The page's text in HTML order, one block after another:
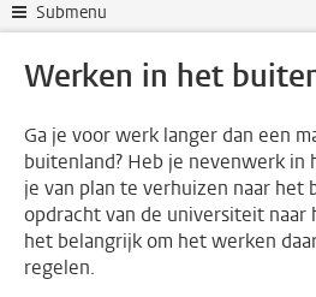
Submenu
Werken in het
Ga je voor werk langer dan een
buitenland? Heb je nevenwerk in
je van plan te verhuizen naar het
opdracht van de universiteit naar
het belangrijk om het werken
regelen.